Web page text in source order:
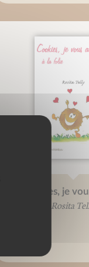
Cookies, je
Rosita